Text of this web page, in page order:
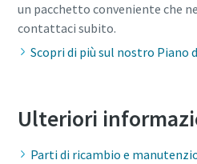
un pacchetto conveniente che
contattaci subito.
Scopri di più sul nostro Piano
Ulteriori
Parti di ricambio e